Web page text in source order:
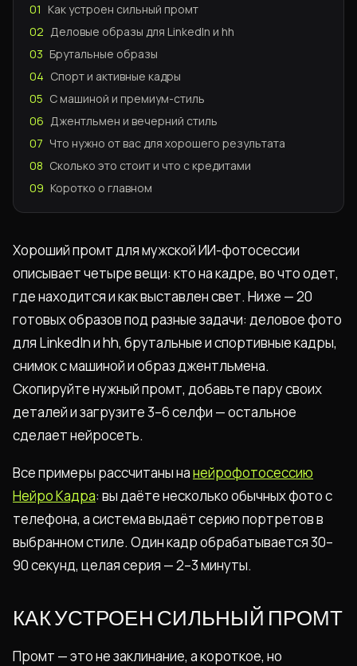
01 Как устроен сильный промт
02 Деловые образы для LinkedIn и hh
03 Брутальные образы
04 Спорт и активные кадры
05 С машиной и премиум-стиль
06 Джентльмен и вечерний стиль
07 Что нужно от вас для хорошего результата
08 Сколько это стоит и что с кредитами
09 Коротко о главном
Хороший промт для мужской ИИ-фотосессии
описывает четыре вещи: кто на кадре, во что одет,
где находится и как выставлен свет. Ниже — 20
готовых образов под разные задачи: деловое фото
для LinkedIn и hh, брутальные и спортивные кадры,
снимок с машиной и образ джентльмена.
Скопируйте нужный промт, добавьте пару своих
деталей и загрузите 3–6 селфи — остальное
сделает нейросеть.
Все примеры рассчитаны нанейрофотосессию
Нейро Кадра: вы даёте несколько обычных фото с
телефона, а система выдаёт серию портретов в
выбранном стиле. Один кадр обрабатывается 30–
90 секунд, целая серия — 2–3 минуты.
КАК УСТРОЕН СИЛЬНЫЙ ПРОМТ
Промт — это не заклинание, а короткое, но